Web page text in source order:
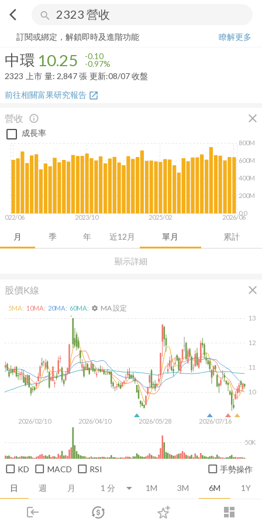
arrow_back_ios search
login dashboard
市場 登入
中環 10.25-0.97%
訂閱或綁定，解鎖即時及進階功能
瞭解更多
中環 10.25 -0.10
-0.97%
2323
上市 量: 2,847張 更新:08/07 收盤
前往相關富果研究報告 open_in_new
營收 close
顯示詳細
info_outline
月 季 年 近12月 單月 累計
成長率
2022/06 2023/10 2025/02 2026/06
0.0
200M
400M
600M
800M
股價K線 close
日 週 月 1M 3M 6M 1Y
2026/02/10 2026/04/10 2026/05/28 2026/07/16
10
11
12
13
50K
5MA: 10MA: 20MA: 60MA: settings MA 設定
KD MACD RSI 手勢操作
推薦卡片 消息面 財務報